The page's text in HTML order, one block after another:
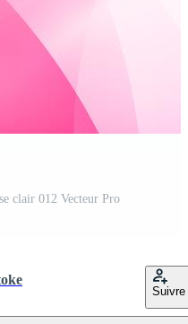
clair 012 Vecteur Pro
Suivre